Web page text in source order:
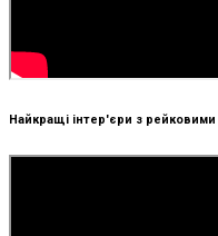
Найкращі інтер'єри з рейковими